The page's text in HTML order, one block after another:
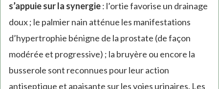
s’appuie sur la synergie: l’ortie favorise un drainage
doux ; le palmier nain atténue les manifestations
d’hypertrophie bénigne de la prostate (de façon
modérée et progressive) ; la bruyère ou encore la
busserole sont reconnues pour leur action
antiseptique et apaisante sur les voies urinaires. Les